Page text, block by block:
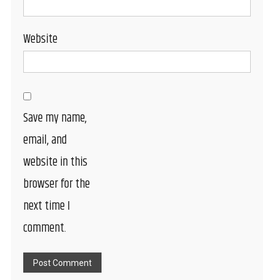
Website
Save my name,
email, and
website in this
browser for the
next time I
comment.